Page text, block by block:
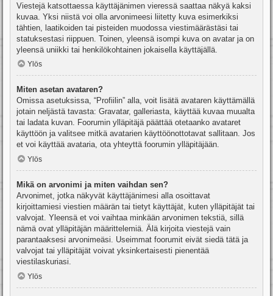
Viestejä katsottaessa käyttäjänimen vieressä saattaa näkyä kaksi
kuvaa. Yksi niistä voi olla arvonimeesi liitetty kuva esimerkiksi
tähtien, laatikoiden tai pisteiden muodossa viestimäärästäsi tai
statuksestasi riippuen. Toinen, yleensä isompi kuva on avatar ja on
yleensä uniikki tai henkilökohtainen jokaisella käyttäjällä.
Ylös
Miten asetan avataren?
Omissa asetuksissa, “Profiilin” alla, voit lisätä avataren käyttämällä
jotain neljästä tavasta: Gravatar, galleriasta, käyttää kuvaa muualta
tai ladata kuvan. Foorumin ylläpitäjä päättää otetaanko avataret
käyttöön ja valitsee mitkä avatarien käyttöönottotavat sallitaan. Jos
et voi käyttää avataria, ota yhteyttä foorumin ylläpitäjään.
Ylös
Mikä on arvonimi ja miten vaihdan sen?
Arvonimet, jotka näkyvät käyttäjänimesi alla osoittavat
kirjoittamiesi viestien määrän tai tietyt käyttäjät, kuten ylläpitäjät tai
valvojat. Yleensä et voi vaihtaa minkään arvonimen tekstiä, sillä
nämä ovat ylläpitäjän määrittelemiä. Älä kirjoita viestejä vain
parantaaksesi arvonimeäsi. Useimmat foorumit eivät siedä tätä ja
valvojat tai ylläpitäjät voivat yksinkertaisesti pienentää
viestilaskuriasi.
Ylös